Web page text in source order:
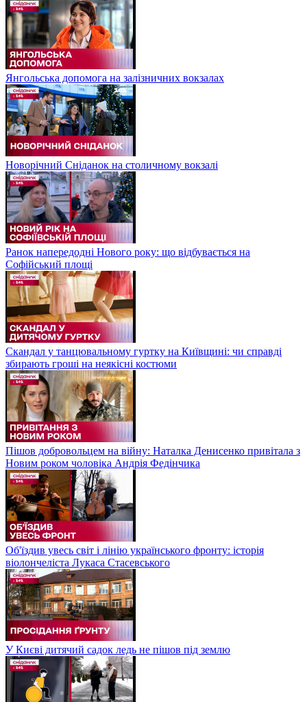
Янгольська допомога на залізничних вокзалах
Новорічний Сніданок на столичному вокзалі
Ранок напередодні Нового року: що відбувається на
Софійський площі
Скандал у танцювальному гуртку на Київщині: чи справді
збирають гроші на неякісні костюми
Пішов добровольцем на війну: Наталка Денисенко привітала з
Новим роком чоловіка Андрія Федінчика
Об'їздив увесь світ і лінію українського фронту: історія
віолончеліста Лукаса Стасевського
У Києві дитячий садок ледь не пішов під землю